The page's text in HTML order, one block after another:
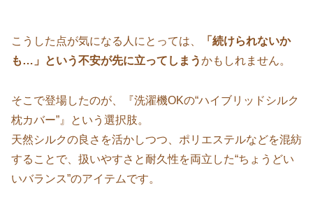
こうした点が気になる人にとっては、
「続けられないか
も…」という不安が先に立ってしまうかもしれません。
そこで登場したのが、『洗濯機OKの“ハイブリッドシルク
枕カバー”』という選択肢。
天然シルクの良さを活かしつつ、ポリエステルなどを混紡
することで、扱いやすさと耐久性を両立した“ちょうどい
いバランス”のアイテムです。